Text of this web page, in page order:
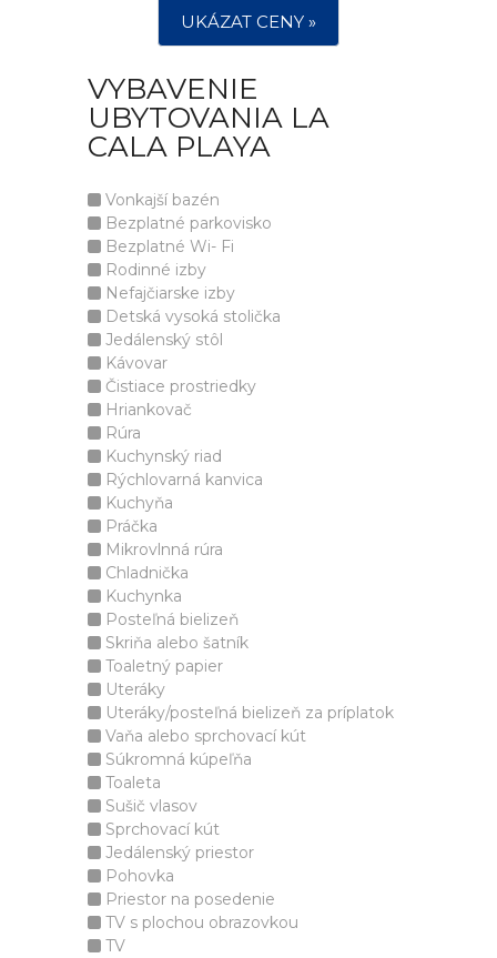
UKÁZAT CENY »
VYBAVENIE
UBYTOVANIA LA
CALA PLAYA
Vonkajší bazén
Bezplatné parkovisko
Bezplatné Wi- Fi
Rodinné izby
Nefajčiarske izby
Detská vysoká stolička
Jedálenský stôl
Kávovar
Čistiace prostriedky
Hriankovač
Rúra
Kuchynský riad
Rýchlovarná kanvica
Kuchyňa
Práčka
Mikrovlnná rúra
Chladnička
Kuchynka
Posteľná bielizeň
Skriňa alebo šatník
Toaletný papier
Uteráky
Uteráky/posteľná bielizeň za príplatok
Vaňa alebo sprchovací kút
Súkromná kúpeľňa
Toaleta
Sušič vlasov
Sprchovací kút
Jedálenský priestor
Pohovka
Priestor na posedenie
TV s plochou obrazovkou
TV